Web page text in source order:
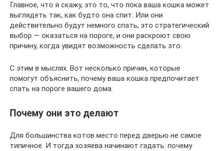
Главное, что я скажу, это то, что пока ваша кошка может
выглядеть так, как будто она спит. Или они
действительно будут немного спать, это стратегический
выбор — оказаться на пороге, и они раскроют свою
причину, когда увидят возможность сделать это.
С этим в мыслях. Вот несколько причин, которые
помогут объяснить, почему ваша кошка предпочитает
спать на пороге вашего дома.
Почему они это делают
Для большинства котов место перед дверью не самое
типичное. И тогда хозяева начинают гадать: почему